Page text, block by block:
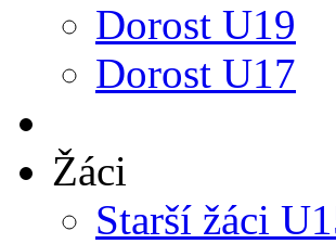
Dorost U19
Dorost U17
Žáci
Starší žáci